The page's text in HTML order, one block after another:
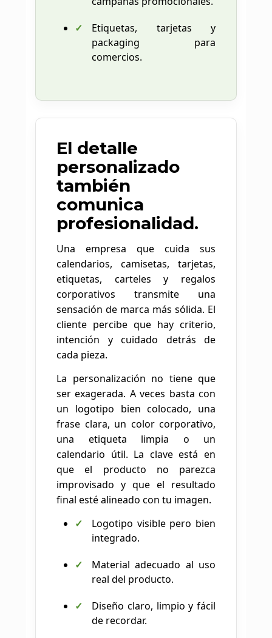
Etiquetas, tarjetas y
packaging para
comercios.
El detalle
personalizado
también
comunica
profesionalidad.
Una empresa que cuida sus
calendarios, camisetas, tarjetas,
etiquetas, carteles y regalos
corporativos transmite una
sensación de marca más sólida. El
cliente percibe que hay criterio,
intención y cuidado detrás de
cada pieza.
La personalización no tiene que
ser exagerada. A veces basta con
un logotipo bien colocado, una
frase clara, un color corporativo,
una etiqueta limpia o un
calendario útil. La clave está en
que el producto no parezca
improvisado y que el resultado
final esté alineado con tu imagen.
Logotipo visible pero bien
integrado.
Material adecuado al uso
real del producto.
Diseño claro, limpio y fácil
de recordar.